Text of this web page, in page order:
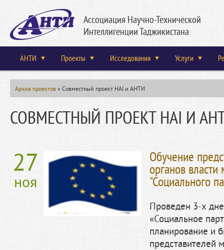
Ассоциация Научно-Технической
Интеллигенции Таджикистана
АНТИ Проекты Исследования Услуги
Архив проектов» Совместный проект HAI и АНТИ
СОВМЕСТНЫЙ ПРОЕКТ HAI И
27
ноя
Обучение
органов власти
"Социального
Проведен 3-х
«Социальное
планирование и
представителей